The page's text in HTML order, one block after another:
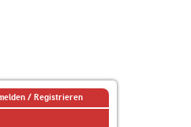
/ Registrieren